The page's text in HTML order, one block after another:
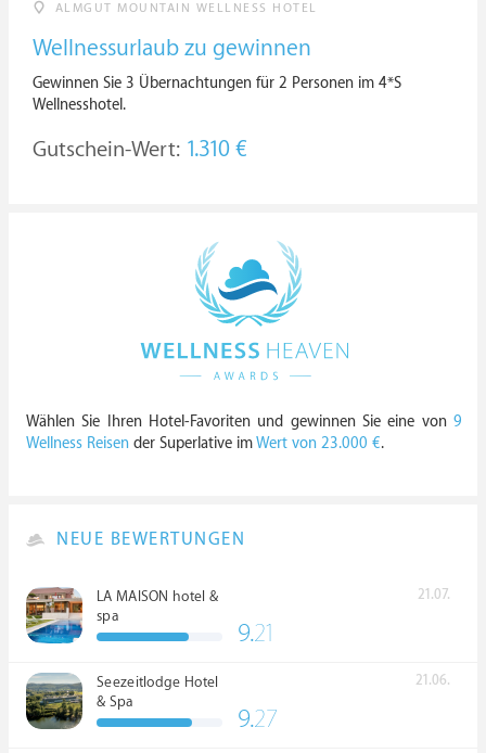
ALMGUT MOUNTAIN WELLNESS HOTEL
Wellnessurlaub zu gewinnen
Gewinnen Sie 3 Übernachtungen für 2 Personen im 4*S
Wellnesshotel.
Gutschein-Wert: 1.310 €
Wählen Sie Ihren Hotel-Favoriten und gewinnen Sie eine von 9
Wellness Reisen der Superlative imWert von 23.000 €.
NEUE BEWERTUNGEN
LA MAISON hotel &
spa
21.07.
9.21
Seezeitlodge Hotel
& Spa
21.06.
9.27